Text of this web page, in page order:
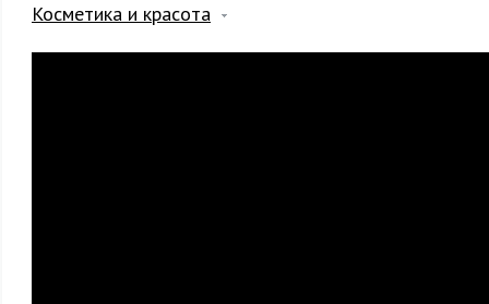
Косметика и красота